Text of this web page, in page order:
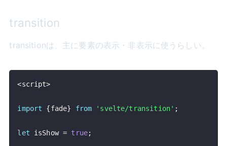
transition
transitionは、主に要素の表示・非表示に使うらしい。
<script>
import {fade} from 'svelte/transition' ;
let isShow = true;